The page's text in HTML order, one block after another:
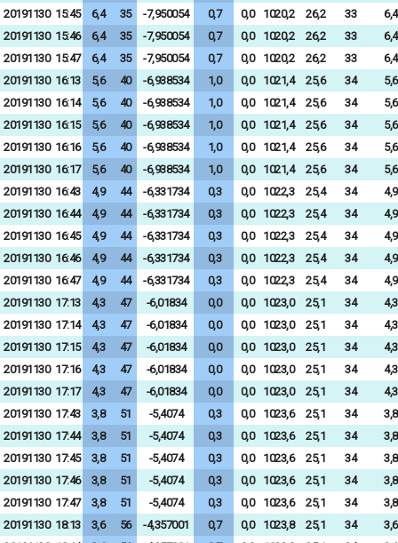
20191130 15:45 6,4 35 -7,950054 0,7 0,0 1020,2 26,2 33
6,4
20191130 15:46 6,4 35 -7,950054 0,7 0,0 1020,2 26,2 33
6,4
20191130 15:47 6,4 35 -7,950054 0,7 0,0 1020,2 26,2 33
6,4
20191130 16:13 5,6 40 -6,938534 1,0 0,0 1021,4 25,6 34
5,6
20191130 16:14 5,6 40 -6,938534 1,0 0,0 1021,4 25,6 34
5,6
20191130 16:15 5,6 40 -6,938534 1,0 0,0 1021,4 25,6 34
5,6
20191130 16:16 5,6 40 -6,938534 1,0 0,0 1021,4 25,6 34
5,6
20191130 16:17 5,6 40 -6,938534 1,0 0,0 1021,4 25,6 34
5,6
20191130 16:43 4,9 44 -6,331734 0,3 0,0 1022,3 25,4 34
4,9
20191130 16:44 4,9 44 -6,331734 0,3 0,0 1022,3 25,4 34
4,9
20191130 16:45 4,9 44 -6,331734 0,3 0,0 1022,3 25,4 34
4,9
20191130 16:46 4,9 44 -6,331734 0,3 0,0 1022,3 25,4 34
4,9
20191130 16:47 4,9 44 -6,331734 0,3 0,0 1022,3 25,4 34
4,9
20191130 17:13 4,3 47 -6,01834 0,0 0,0 1023,0 25,1 34
4,3
20191130 17:14 4,3 47 -6,01834 0,0 0,0 1023,0 25,1 34
4,3
20191130 17:15 4,3 47 -6,01834 0,0 0,0 1023,0 25,1 34
4,3
20191130 17:16 4,3 47 -6,01834 0,0 0,0 1023,0 25,1 34
4,3
20191130 17:17 4,3 47 -6,01834 0,0 0,0 1023,0 25,1 34
4,3
20191130 17:43 3,8 51 -5,4074 0,3 0,0 1023,6 25,1 34
3,8
20191130 17:44 3,8 51 -5,4074 0,3 0,0 1023,6 25,1 34
3,8
20191130 17:45 3,8 51 -5,4074 0,3 0,0 1023,6 25,1 34
3,8
20191130 17:46 3,8 51 -5,4074 0,3 0,0 1023,6 25,1 34
3,8
20191130 17:47 3,8 51 -5,4074 0,3 0,0 1023,6 25,1 34
3,8
20191130 18:13 3,6 56 -4,357001 0,7 0,0 1023,8 25,1 34
3,6